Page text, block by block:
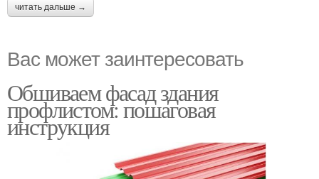
читать дальше →
Вас может заинтересовать
Обшиваем фасад здания
профлистом: пошаговая
инструкция